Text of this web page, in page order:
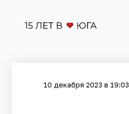
10 декабря 2023 в 19:03